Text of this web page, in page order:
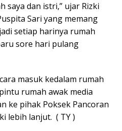
saya dan istri,” ujar Rizki
Sari yang memang
setiap harinya rumah
sore hari pulang
masuk kedalam rumah
rumah awak media
ke pihak Poksek Pancoran
lebih lanjut. ( TY )